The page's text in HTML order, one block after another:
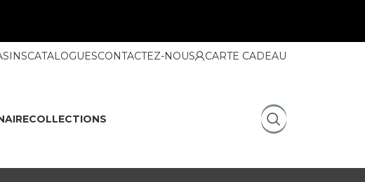
CATALOGUESCONTACTEZ-NOUS CARTE CADEAU
COLLECTIONS